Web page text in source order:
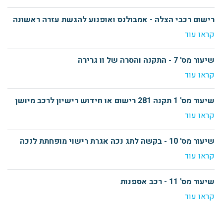
רישום רכבי הצלה - אמבולנס ואופנוע להגשת עזרה ראשונה
קראו עוד
שיעור מס' 7 - התקנה והסרה של וו גרירה
קראו עוד
שיעור מס' 1 תקנה 281 רישום או חידוש רישיון לרכב מיושן
קראו עוד
שיעור מס' 10 - בקשה לתג נכה אגרת רישוי מופחתת לנכה
קראו עוד
שיעור מס' 11 - רכב אספנות
קראו עוד